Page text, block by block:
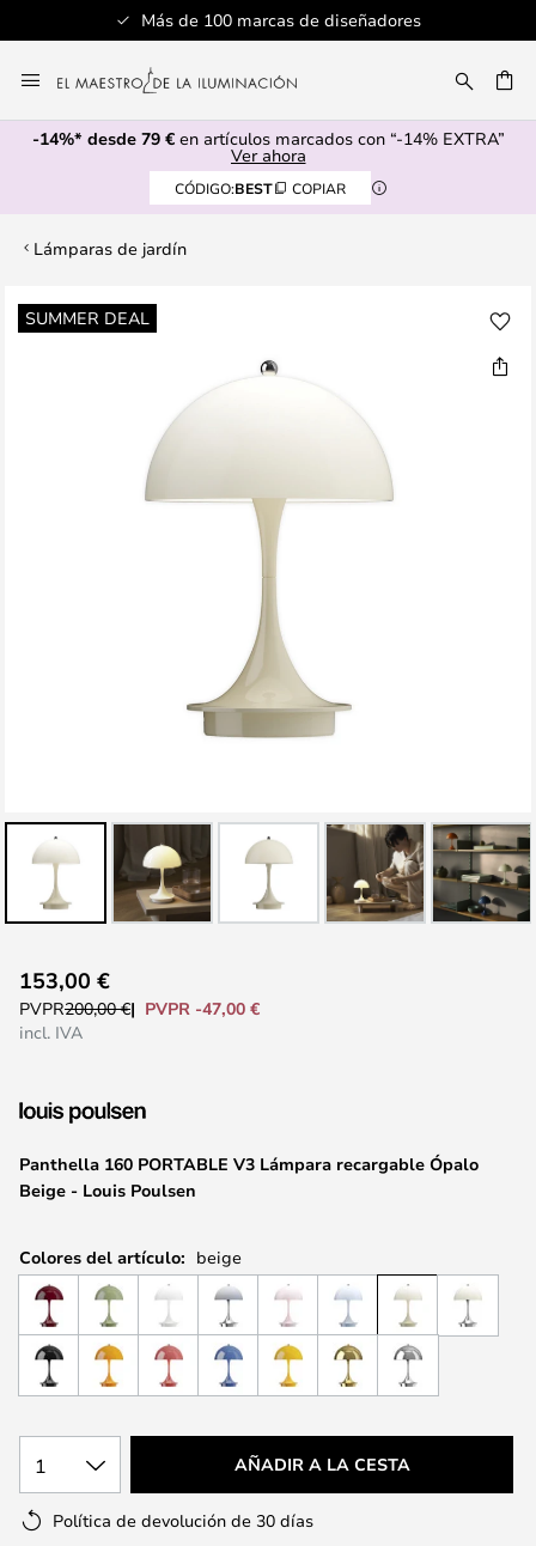
Servicio al cliente profesional
al
contenido
-14%* desde 79 €en artículos marcados con “-14% EXTRA”
Ver ahora
CÓDIGO:BEST COPIAR
Lámparas de jardín
SUMMER DEAL
Saltar
al
comienzo
galería
imágenes
Panthella 160 PORTABLE V3 Lámpara recargable Ópalo
Beige - Louis Poulsen
153,00 €
PVPR200,00 €
PVPR -47,00 €
incl. IVA
Colores del artículo: beige
1 AÑADIR A LA CESTA
Política de devolución de 30 días